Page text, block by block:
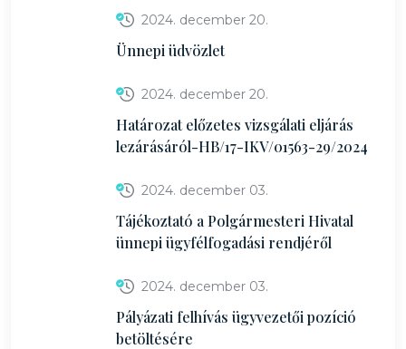
2024. december 20.
Ünnepi üdvözlet
2024. december 20.
Határozat előzetes vizsgálati eljárás
lezárásáról-HB/17-IKV/01563-29/2024
2024. december 03.
Tájékoztató a Polgármesteri Hivatal
ünnepi ügyfélfogadási rendjéről
2024. december 03.
Pályázati felhívás ügyvezetői pozíció
betöltésére